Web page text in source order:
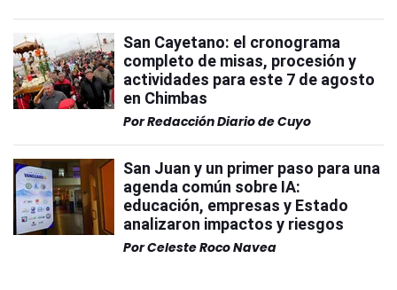
San Cayetano: el cronograma
completo de misas, procesión y
actividades para este 7 de agosto
en Chimbas
PorRedacción Diario de Cuyo
San Juan y un primer paso para una
agenda común sobre IA:
educación, empresas y Estado
analizaron impactos y riesgos
PorCeleste Roco Navea